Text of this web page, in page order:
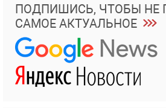
ПОДПИШИСЬ, ЧТОБЫ НЕ
САМОЕ АКТУАЛЬНОЕ